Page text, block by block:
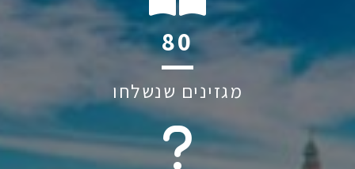
112
מגזינים שנשלחו